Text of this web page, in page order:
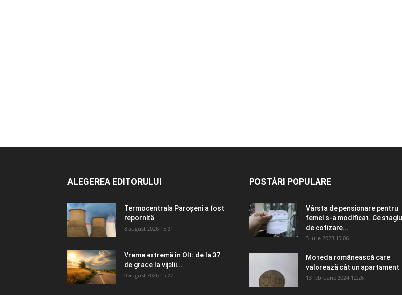
ALEGEREA EDITORULUI
Termocentrala Paroșeni a fost
repornită
8 august 2026 15:31
Vreme extremă în Olt: de la 37
de grade la vijelii...
8 august 2026 15:27
POSTĂRI POPULARE
Vârsta de pensionare pentru
femei s-a modificat. Ce stagiu
de cotizare...
3 iulie 2023 10:06
Moneda românească care
valorează cât un apartament
13 februarie 2024 12:26